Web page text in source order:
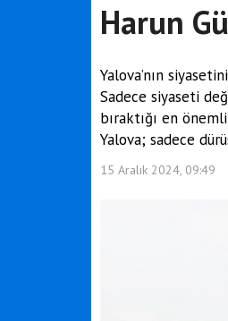
Harun
Yalova’nın
Sadece siyaseti
bıraktığı en
Yalova; sadece
15 Aralık 2024, 09:49